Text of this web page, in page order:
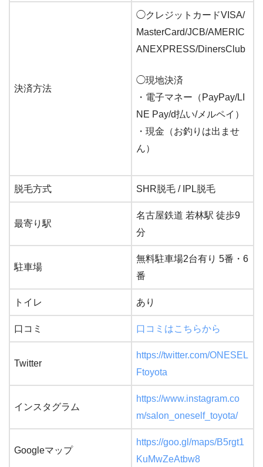
決済方法
◯クレジットカードVISA/
MasterCard/JCB/AMERIC
ANEXPRESS/DinersClub
◯現地決済
・電子マネー（PayPay/LI
NE Pay/d払い/メルペイ）
・現金（お釣りは出ませ
ん）
脱毛方式 SHR脱毛 / IPL脱毛
最寄り駅
名古屋鉄道 若林駅 徒歩9
分
駐車場
無料駐車場2台有り 5番・6
番
トイレ あり
口コミ 口コミはこちらから
Twitter
https://twitter.com/ONESEL
Ftoyota
インスタグラム
https://www.instagram.co
m/salon_oneself_toyota/
Googleマップ
https://goo.gl/maps/B5rgt1
KuMwZeAtbw8